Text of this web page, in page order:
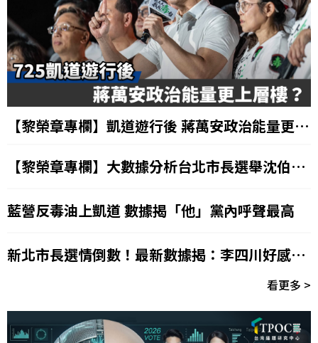
【黎榮章專欄】凱道遊行後 蔣萬安政治能量更上
【黎榮章專欄】大數據分析台北市長選舉沈伯洋
藍營反毒油上凱道 數據揭「他」黨內呼聲最高
新北市長選情倒數！最新數據揭：李四川好感度
看更多 >